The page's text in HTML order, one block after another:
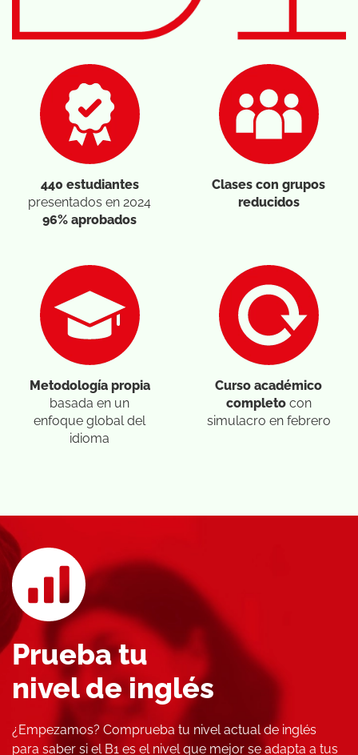
440 estudiantes
presentados en 2024
96% aprobados
Clases con grupos
reducidos
Metodología propia
basada en un
enfoque global del
idioma
Curso académico
completocon
simulacro en febrero
Prueba tu
nivel de inglés
¿Empezamos? Comprueba tu nivel actual de inglés
para saber si el B1 es el nivel que mejor se adapta a tus